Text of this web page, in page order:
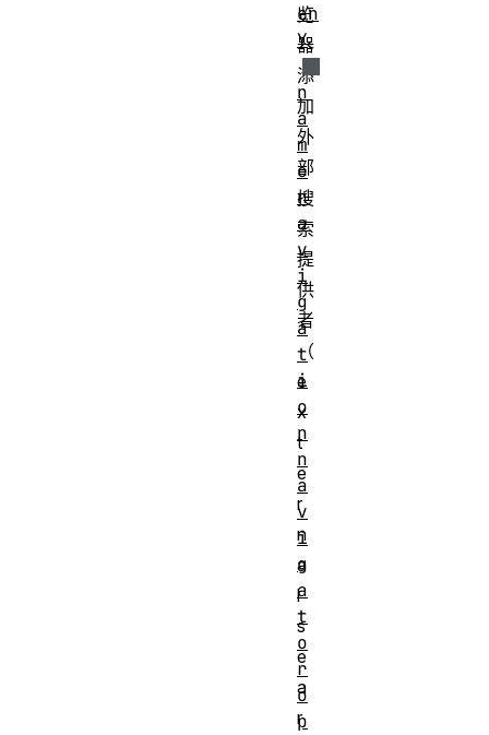
览
器
添
加
外
部
搜
索
提
供
者
（
e
x
t
e
r
n
a
l
s
e
a
r
en
Y
n
a
m
e
n
a
v
i
g
a
t
i
o
n
n
a
v
i
g
a
t
o
r
o
p